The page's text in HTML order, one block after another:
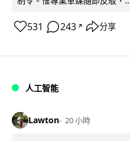
531 243 ↗ 分享
人工智能
Lawton 20 小時